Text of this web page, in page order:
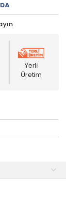
Yerli
Üretim